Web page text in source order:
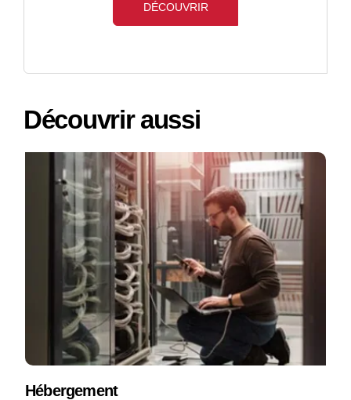
DÉCOUVRIR
Découvrir aussi
Hébergement